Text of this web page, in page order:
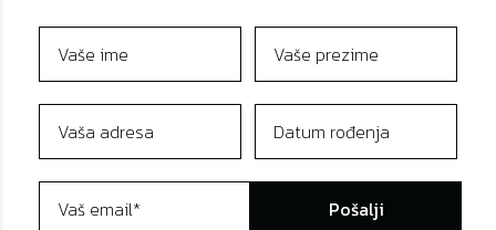
Pošalji